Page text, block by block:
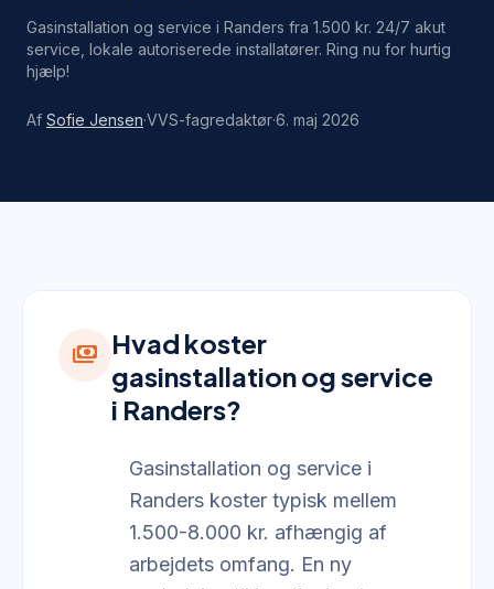
Gasinstallation og service i Randers fra 1.500 kr. 24/7 akut
service, lokale autoriserede installatører. Ring nu for hurtig
hjælp!
Af Sofie Jensen·VVS-fagredaktør·6. maj 2026
payments Hvad koster
gasinstallation og service
i Randers?
Gasinstallation og service i
Randers koster typisk mellem
1.500-8.000 kr. afhængig af
arbejdets omfang. En ny